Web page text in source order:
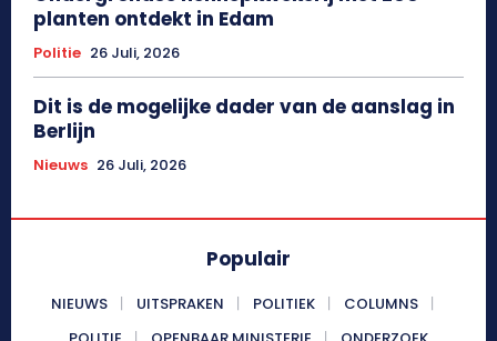
planten ontdekt in Edam
Politie 26 Juli, 2026
Dit is de mogelijke dader van de aanslag in
Berlijn
Nieuws 26 Juli, 2026
Populair
NIEUWS UITSPRAKEN POLITIEK
COLUMNS